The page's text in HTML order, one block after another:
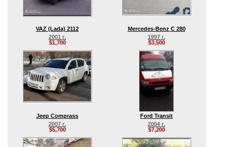
VAZ (Lada) 2112
2001 г.
$1,700
Mercedes-Benz C 280
1997 г.
$3,500
Jeep Comprass
2007 г.
$5,700
Ford Transit
2004 г.
$7,200